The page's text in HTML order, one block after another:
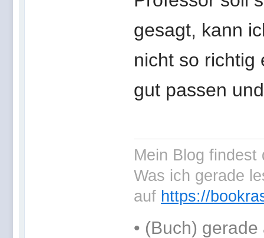
gesagt, kann
nicht so richtig
gut passen
Mein Blog
Was ich gerade
auf https://
• (Buch) gerade